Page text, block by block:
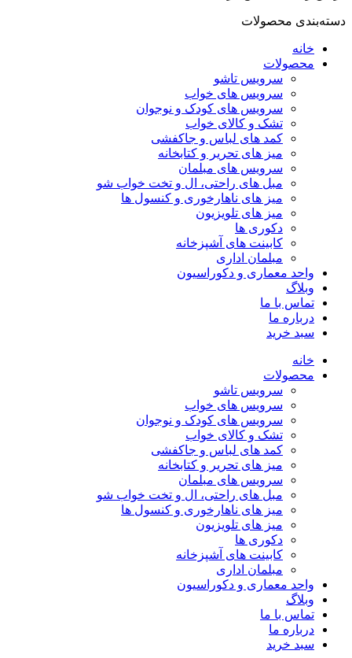
دسته‌بندی محصولات
خانه
محصولات
سرویس تاشو
سرویس های خواب
سرویس های کودک و نوجوان
تشک و کالای خواب
کمد های لباس و جاکفشی
میز های تحریر و کتابخانه
سرویس های مبلمان
مبل های راحتی، ال و تخت خواب شو
میز های ناهارخوری و کنسول ها
میز های تلویزیون
دکوری ها
کابینت های آشپزخانه
مبلمان اداری
واحد معماری و دکوراسیون
وبلاگ
تماس با ما
درباره ما
سبد خرید
خانه
محصولات
سرویس تاشو
سرویس های خواب
سرویس های کودک و نوجوان
تشک و کالای خواب
کمد های لباس و جاکفشی
میز های تحریر و کتابخانه
سرویس های مبلمان
مبل های راحتی، ال و تخت خواب شو
میز های ناهارخوری و کنسول ها
میز های تلویزیون
دکوری ها
کابینت های آشپزخانه
مبلمان اداری
واحد معماری و دکوراسیون
وبلاگ
تماس با ما
درباره ما
سبد خرید